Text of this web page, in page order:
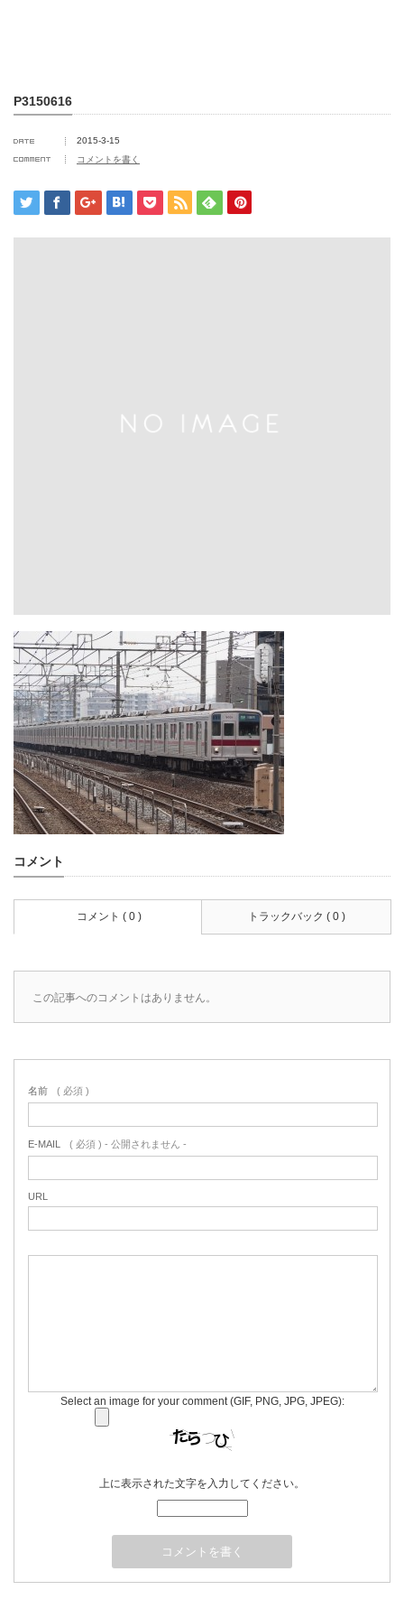
P3150616
2015-3-15
コメントを書く
コメント
コメント ( 0 ) トラックバック ( 0 )
この記事へのコメントはありません。
名前 ( 必須 )
E-MAIL ( 必須 ) - 公開されません -
URL
Select an image for your comment (GIF, PNG, JPG, JPEG):
上に表示された文字を入力してください。